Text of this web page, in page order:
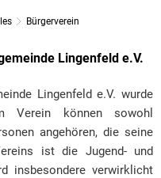
Bürgerverein
Lingenfeld e.V.
Lingenfeld e.V. wurde
Verein können sowohl
angehören, die seine
ist die Jugend- und
insbesondere verwirklicht